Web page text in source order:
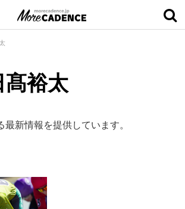
裕太
最新情報を提供しています。